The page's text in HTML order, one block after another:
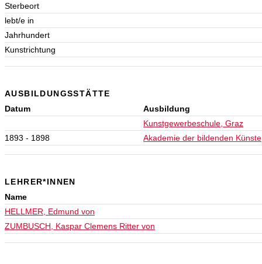
Sterbeort
lebt/e in
Jahrhundert
Kunstrichtung
AUSBILDUNGSSTÄTTE
Datum
Ausbildung
Kunstgewerbeschule, Graz
1893 - 1898
Akademie der bildenden
LEHRER*INNEN
Name
HELLMER, Edmund von
ZUMBUSCH, Kaspar Clemens Ritter von